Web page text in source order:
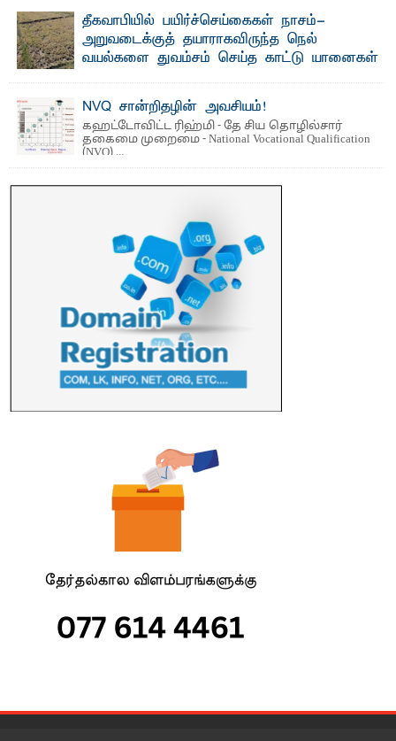
மற்றும் சிறப்புப் பரிசுகள்
எம்.வை. அமீர்- ஒ லுவிலில் அமைந்துள்ள தென்கிழக்குப்
பல்கலைக்கழகத்தின் 18ஆவது பொதுப் பட்டமளிப்பு விழா ...
தீகவாபியில் பயிர்ச்செய்கைகள் நாசம்-
அறுவடைக்குத் தயாராகவிருந்த நெல்
வயல்களை துவம்சம் செய்த காட்டு யானைகள்
காணப்பட்ட பல ...NVQ சான்றிதழின் அவசியம்!
கஹட்டோவிட்ட ரிஹ்மி - தே சிய தொழில்சார்
தகைமை முறைமை - National Vocational Qualification
(NVQ) ...